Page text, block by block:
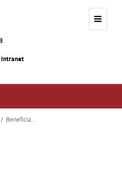
Intranet
/ Beneficiari finali